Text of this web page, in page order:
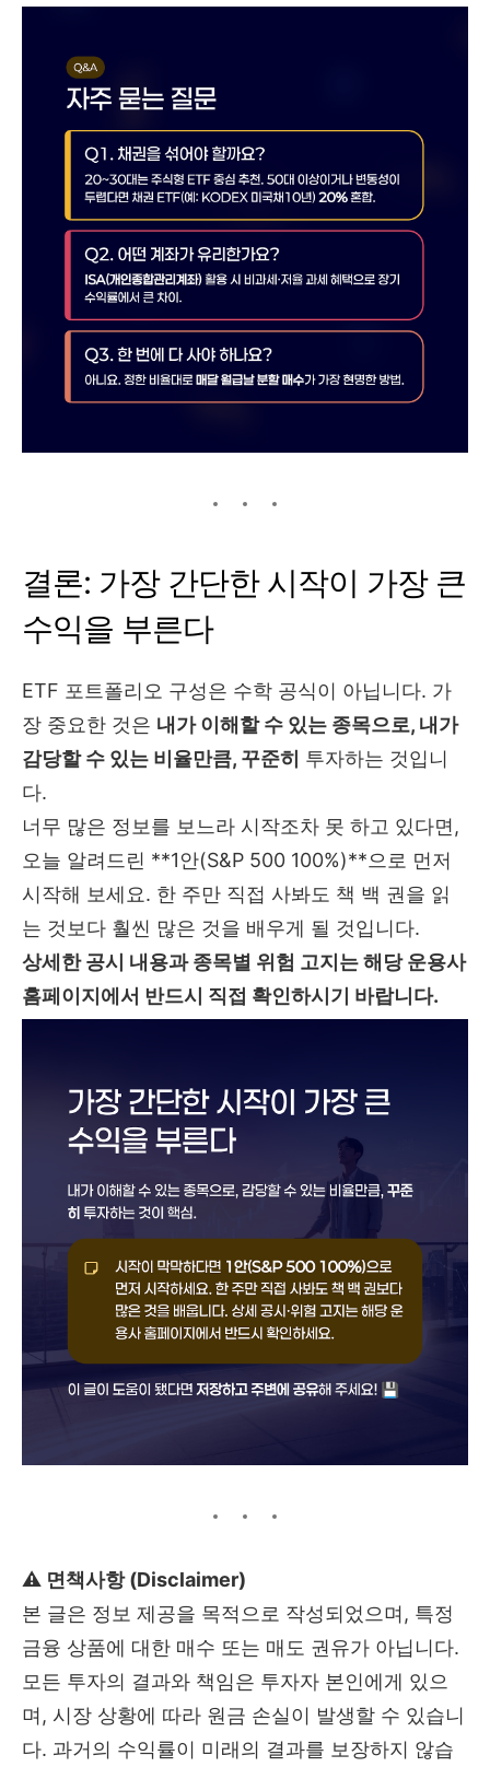
결론: 가장 간단한 시작이 가장 큰
수익을 부른다
ETF 포트폴리오 구성은 수학 공식이 아닙니다. 가
장 중요한 것은 내가 이해할 수 있는 종목으로, 내가
감당할 수 있는 비율만큼, 꾸준히 투자하는 것입니
다.
너무 많은 정보를 보느라 시작조차 못 하고 있다면,
오늘 알려드린 **1안(S&P 500 100%)**으로 먼저
시작해 보세요. 한 주만 직접 사봐도 책 백 권을 읽
는 것보다 훨씬 많은 것을 배우게 될 것입니다.
상세한 공시 내용과 종목별 위험 고지는 해당 운용사
홈페이지에서 반드시 직접 확인하시기 바랍니다.
⚠️ 면책사항 (Disclaimer)
본 글은 정보 제공을 목적으로 작성되었으며, 특정
금융 상품에 대한 매수 또는 매도 권유가 아닙니다.
모든 투자의 결과와 책임은 투자자 본인에게 있으
며, 시장 상황에 따라 원금 손실이 발생할 수 있습니
다. 과거의 수익률이 미래의 결과를 보장하지 않습